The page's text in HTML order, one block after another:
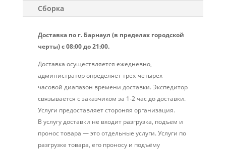
Сборка
Доставка по г. Барнаул (в пределах городской
черты) с 08:00 до 21:00.
Доставка осуществляется ежедневно,
администратор определяет трех-четырех
часовой диапазон времени доставки. Экспедитор
связывается с заказчиком за 1-2 час до доставки.
Услуги предоставляет стороняя организация.
В услугу доставки не входит разгрузка, подъем и
пронос товара — это отдельные услуги. Услуги по
разгрузке товара, его проносу и подъёму